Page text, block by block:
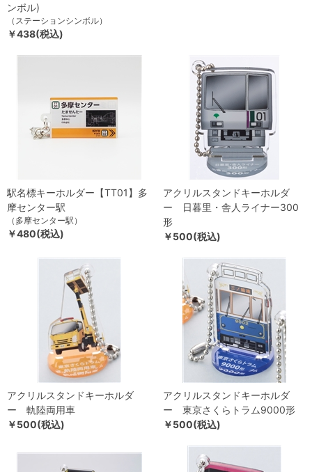
ンボル)
（ステーションシンボル）
￥438(税込)
駅名標キーホルダー【TT01】多
摩センター駅
（多摩センター駅）
￥480(税込)
アクリルスタンドキーホルダ
ー 日暮里・舎人ライナー300
形
￥500(税込)
アクリルスタンドキーホルダ
ー 軌陸両用車
￥500(税込)
アクリルスタンドキーホルダ
ー 東京さくらトラム9000形
￥500(税込)